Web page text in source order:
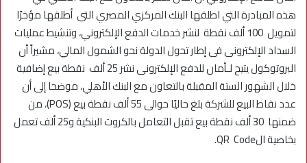
هذه المبادرة التي اطلقها البنك المركزي المصري التى أطلقها مؤخرًا
لتمويل 100 ألف نقطة لنشر خدمات الدفع الإلكتروني، وتنشيط عمليات
السداد الإلكترونى فى إطار تحول الدولة نحو الشمول المالي، مشيراً أن
البروتوكول يتيح لـأمان للدفع الإلكترونى نشر 25 ألف نقطة بيع إضافية
خلال الشهور الستة المقبلة بالتعاون مع البنك الأهلي، موضحا إلى أن
عدد نقاط البيع للشركة بلغ حاليًا حوالى 55 ألف نقطة بيع (POS)، من
ضمنها 30 ألف نقطة بيع تقبل التعامل بالكروت البنكية و25 ألف تعمل
بخاصية الQR Code.